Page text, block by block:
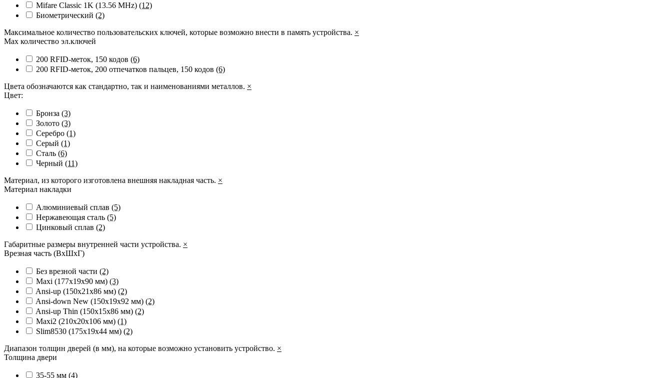
Mifare Classic 1K (13.56 MHz) (12)
Биометрический (2)
Максимальное количество пользовательских ключей, которые возможно внести в память устройства. ×
Max количество эл.ключей
200 RFID-меток, 150 кодов (6)
200 RFID-меток, 200 отпечатков пальцев, 150 кодов (6)
Цвета обозначаются как стандартно, так и наименованиями металлов. ×
Цвет:
Бронза (3)
Золото (3)
Серебро (1)
Серый (1)
Сталь (6)
Черный (11)
Материал, из которого изготовлена внешняя накладная часть. ×
Материал накладки
Алюминиевый сплав (5)
Нержавеющая сталь (5)
Цинковый сплав (2)
Габаритные размеры внутренней части устройства. ×
Врезная часть (ВхШхГ)
Без врезной части (2)
Maxi (177х19х90 мм) (3)
Ansi-up (150х21х86 мм) (2)
Ansi-down New (150х19х92 мм) (2)
Ansi-up Thin (150х15х86 мм) (2)
Maxi2 (210х20х106 мм) (1)
Slim8530 (175x19x44 мм) (2)
Диапазон толщин дверей (в мм), на которые возможно установить устройство. ×
Толщина двери
35-55 мм (4)